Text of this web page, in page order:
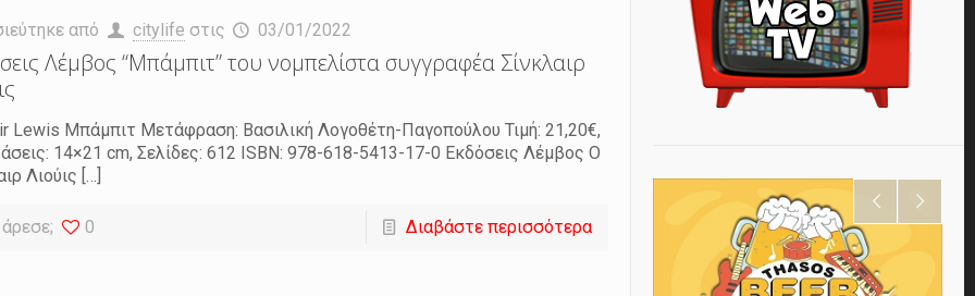
από citylife στις 03/01/2022
Λέμβος “Μπάμπιτ” του νομπελίστα συγγραφέα Σίνκλαιρ
Lewis Μπάμπιτ Μετάφραση: Βασιλική Λογοθέτη-Παγοπούλου Τιµή: 21,20€,
14×21 cm, Σελίδες: 612 ISBN: 978-618-5413-17-0 Εκδόσεις Λέμβος Ο
Λιούις […]
0 Διαβάστε περισσότερα